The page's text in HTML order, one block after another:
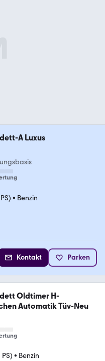
A Luxus
• Benzin
Kontakt Parken
Oldtimer H-
Automatik Tüv-Neu
• Benzin